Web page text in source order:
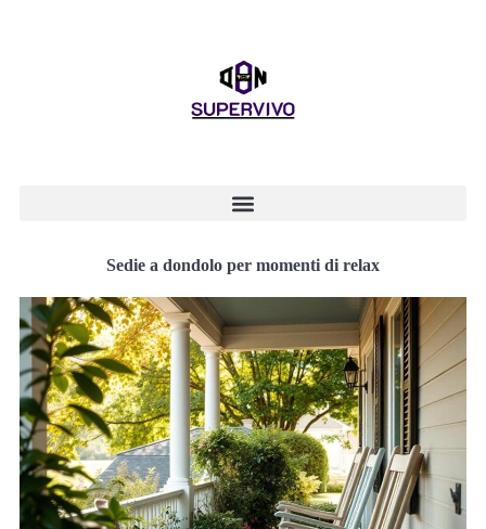
Sedie a dondolo per momenti di relax